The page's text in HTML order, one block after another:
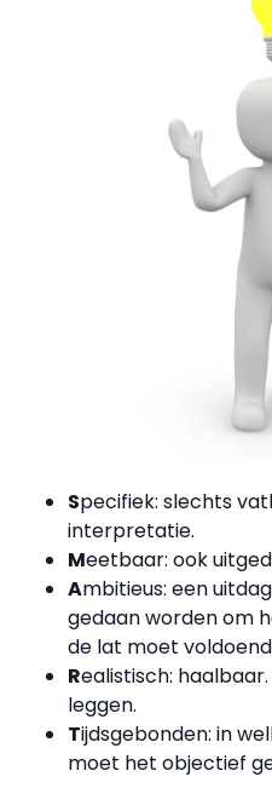
Specifiek: slechts
interpretatie.
Meetbaar: ook
Ambitieus: een
gedaan worden om
de lat moet
Realistisch:
leggen.
Tijdsgebonden: in
moet het objectief